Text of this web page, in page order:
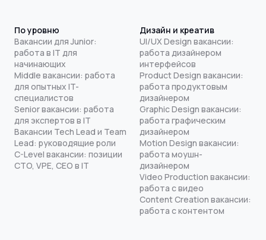
По уровню
Вакансии для Junior:
работа в IT для
начинающих
Middle вакансии: работа
для опытных IT-
специалистов
Senior вакансии: работа
для экспертов в IT
Вакансии Tech Lead и Team
Lead: руководящие роли
C-Level вакансии: позиции
CTO, VPE, CEO в IT
Дизайн и креатив
UI/UX Design вакансии:
работа дизайнером
интерфейсов
Product Design вакансии:
работа продуктовым
дизайнером
Graphic Design вакансии:
работа графическим
дизайнером
Motion Design вакансии:
работа моушн-
дизайнером
Video Production вакансии:
работа с видео
Content Creation вакансии:
работа с контентом